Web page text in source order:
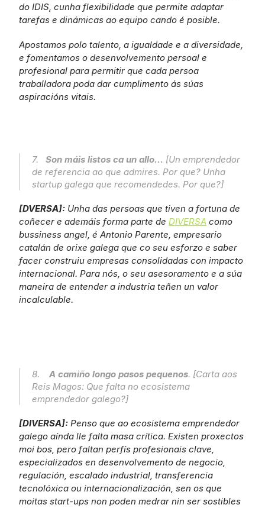
do IDIS, cunha flexibilidade que permite adaptar
tarefas e dinámicas ao equipo cando é posible.
Apostamos polo talento, a igualdade e a diversidade,
e fomentamos o desenvolvemento persoal e
profesional para permitir que cada persoa
traballadora poda dar cumplimento ás súas
aspiracións vitais.
7. Son máis listos ca un allo... [Un emprendedor
de referencia ao que admires. Por que? Unha
startup galega que recomendedes. Por que?]
[DVERSA]: Unha das persoas que tiven a fortuna de
coñecer e ademáis forma parte de DIVERSA como
bussiness angel, é Antonio Parente, empresario
catalán de orixe galega que co seu esforzo e saber
facer construiu empresas consolidadas con impacto
internacional. Para nós, o seu asesoramento e a súa
maneira de entender a industria teñen un valor
incalculable.
8. A camiño longo pasos pequenos. [Carta aos
Reis Magos: Que falta no ecosistema
emprendedor galego?]
[DIVERSA]: Penso que ao ecosistema emprendedor
galego aínda lle falta masa crítica. Existen proxectos
moi bos, pero faltan perfís profesionais clave,
especializados en desenvolvemento de negocio,
regulación, escalado industrial, transferencia
tecnolóxica ou internacionalización, sen os que
moitas start-ups non poden medrar nin ser sostibles